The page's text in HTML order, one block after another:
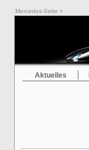
Mercedes-Seite >
Aktuelles